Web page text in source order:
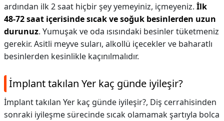
ardından ilk 2 saat hiçbir şey yemeyiniz, içmeyeniz. İlk
48-72 saat içerisinde sıcak ve soğuk besinlerden uzun
durunuz. Yumuşak ve oda ısısındaki besinler tüketmeniz
gerekir. Asitli meyve suları, alkollü içecekler ve baharatlı
besinlerden kesinlikle kaçınılmalıdır.
İmplant takılan Yer kaç günde iyileşir?
İmplant takılan Yer kaç günde iyileşir?, Diş cerrahisinden
sonraki iyileşme sürecinde sıcak olamamak şartıyla bolca